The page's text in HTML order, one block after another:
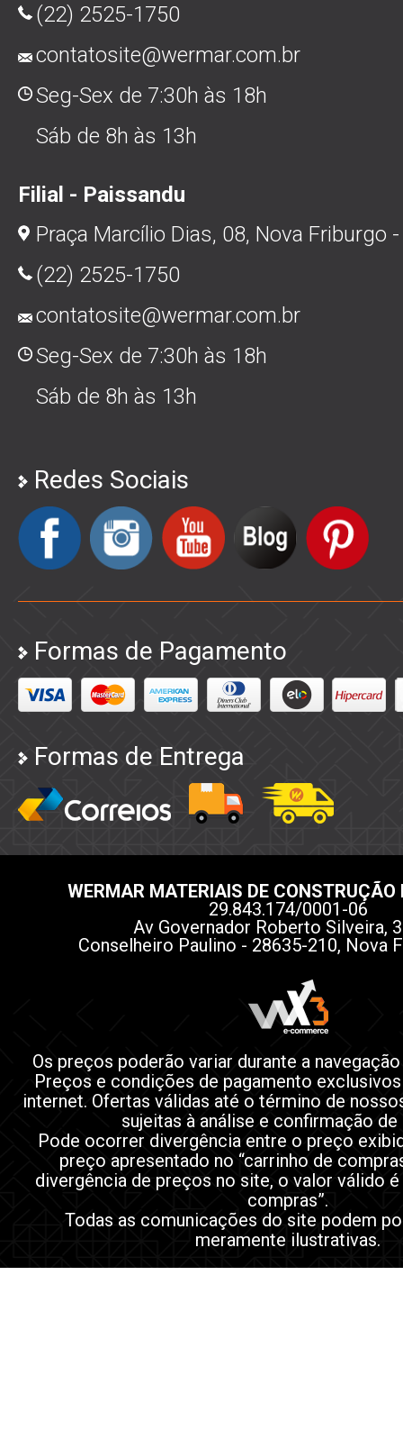
(22) 2525-1750
contatosite@wermar.com.br
Seg-Sex de 7:30h às 18h
Sáb de 8h às 13h
Filial - Paissandu
Praça Marcílio Dias, 08, Nova Friburgo
(22) 2525-1750
contatosite@wermar.com.br
Seg-Sex de 7:30h às 18h
Sáb de 8h às 13h
Redes Sociais
Formas de Pagamento
Formas de Entrega
WERMAR MATERIAIS DE CONSTRUÇÃO
29.843.174/0001-06
Av Governador Roberto Silveira,
Conselheiro Paulino - 28635-210, Nova
Os preços poderão variar durante a
Preços e condições de pagamento
internet. Ofertas válidas até o término de
sujeitas à análise e confirmação de
Pode ocorrer divergência entre o preço
preço apresentado no “carrinho de
divergência de preços no site, o valor válido é
compras”.
Todas as comunicações do site podem
meramente ilustrativas.